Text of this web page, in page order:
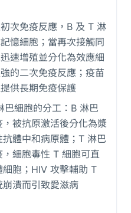
次免疫反應，B 及 T 淋
憶細胞；當再次接觸同
速增殖並分化為效應細
的二次免疫反應；疫苗
供長期免疫保護
巴細胞的分工：B 淋巴
被抗原激活後分化為漿
體中和病原體；T 淋巴
細胞毒性 T 細胞可直
胞；HIV 攻擊輔助 T
潰而引致愛滋病